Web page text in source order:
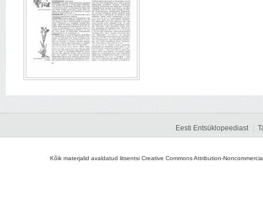
Eesti Entsüklopeediast
Kõik materjalid avaldatud litsentsi Creative Commons Attribution-